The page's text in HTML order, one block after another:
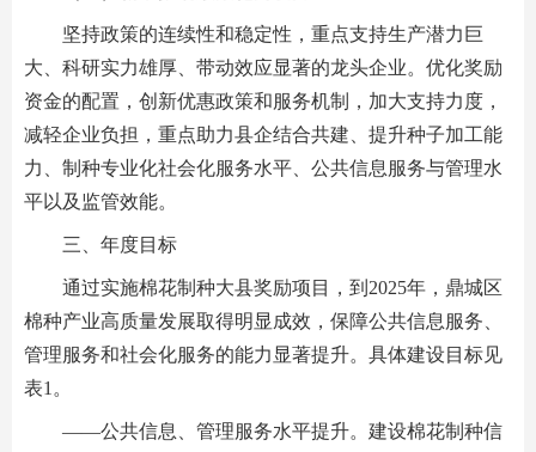
坚持政策的连续性和稳定性，重点支持生产潜力巨
大、科研实力雄厚、带动效应显著的龙头企业。优化奖励
资金的配置，创新优惠政策和服务机制，加大支持力度，
减轻企业负担，重点助力县企结合共建、提升种子加工能
力、制种专业化社会化服务水平、公共信息服务与管理水
平以及监管效能。
三、年度目标
通过实施棉花制种大县奖励项目，到2025年，鼎城区
棉种产业高质量发展取得明显成效，保障公共信息服务、
管理服务和社会化服务的能力显著提升。具体建设目标见
表1。
——公共信息、管理服务水平提升。建设棉花制种信